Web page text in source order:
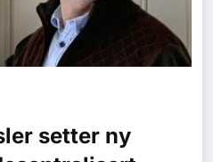
setter ny